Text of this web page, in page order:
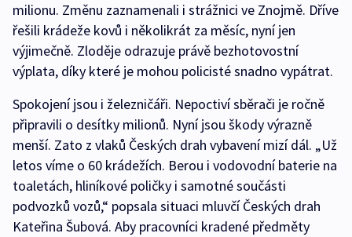
milionu. Změnu zaznamenali i strážnici ve Znojmě. Dříve
řešili krádeže kovů i několikrát za měsíc, nyní jen
výjimečně. Zloděje odrazuje právě bezhotovostní
výplata, díky které je mohou policisté snadno vypátrat.
Spokojení jsou i železničáři. Nepoctiví sběrači je ročně
připravili o desítky milionů. Nyní jsou škody výrazně
menší. Zato z vlaků Českých drah vybavení mizí dál. „Už
letos víme o 60 krádežích. Berou i vodovodní baterie na
toaletách, hliníkové poličky i samotné součásti
podvozků vozů,“ popsala situaci mluvčí Českých drah
Kateřina Šubová. Aby pracovníci kradené předměty